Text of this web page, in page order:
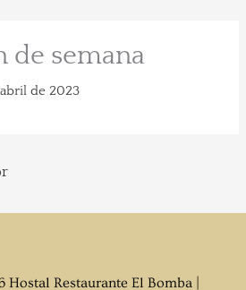
de semana
de 2023
Restaurante El Bomba |